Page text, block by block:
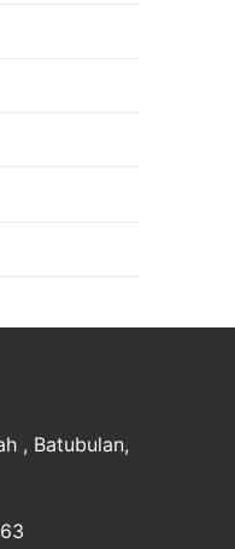
, Batubulan,